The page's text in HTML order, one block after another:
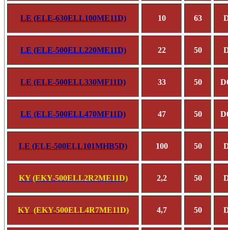
LE (ELE-630ELL100ME11D) 10 63
LE (ELE-500ELL220ME11D) 22 50
LE (ELE-500ELL330MF11D) 33 50
LE (ELE-500ELL470MF11D) 47 50
LE (ELE-500ELL101MHB5D) 100 50
KY (EKY-500ELL2R2ME11D) 2,2 50
KY (EKY-500ELL4R7ME11D) 4,7 50